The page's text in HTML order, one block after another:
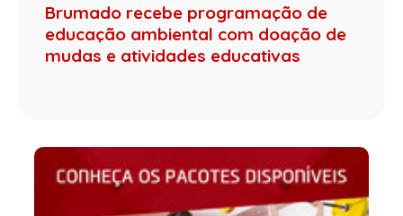
Brumado recebe programação de
educação ambiental com doação de
mudas e atividades educativas